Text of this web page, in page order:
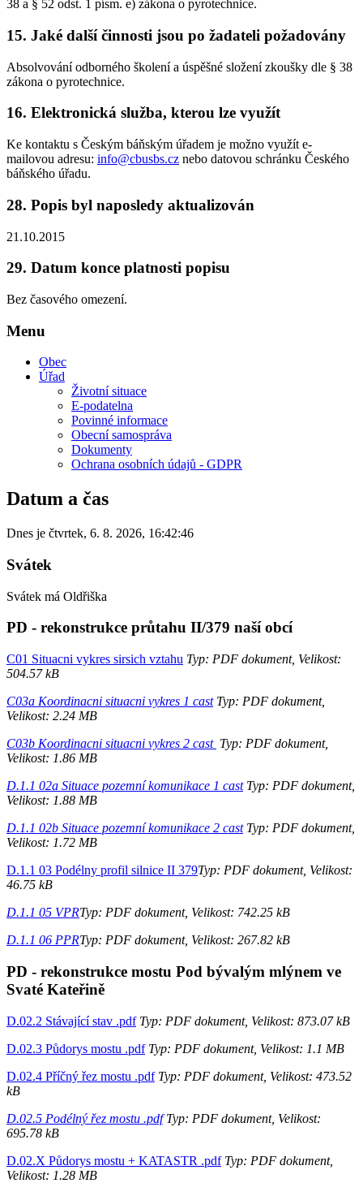
38 a § 52 odst. 1 písm. e) zákona o pyrotechnice.
15. Jaké další činnosti jsou po žadateli požadovány
Absolvování odborného školení a úspěšné složení zkoušky dle § 38
zákona o pyrotechnice.
16. Elektronická služba, kterou lze využít
Ke kontaktu s Českým báňským úřadem je možno využít e-
mailovou adresu: info@cbusbs.cz nebo datovou schránku Českého
báňského úřadu.
28. Popis byl naposledy aktualizován
21.10.2015
29. Datum konce platnosti popisu
Bez časového omezení.
Menu
Obec
Úřad
Životní situace
E-podatelna
Povinné informace
Obecní samospráva
Dokumenty
Ochrana osobních údajů - GDPR
Datum a čas
Dnes je čtvrtek, 6. 8. 2026, 16:42:46
Svátek
Svátek má Oldřiška
PD - rekonstrukce průtahu II/379 naší obcí
C01 Situacni vykres sirsich vztahu Typ: PDF dokument, Velikost:
504.57 kB
C03a Koordinacni situacni vykres 1 castTyp: PDF dokument,
Velikost: 2.24 MB
C03b Koordinacni situacni vykres 2 cast Typ: PDF dokument,
Velikost: 1.86 MB
D.1.1 02a Situace pozemní komunikace 1 castTyp: PDF dokument,
Velikost: 1.88 MB
D.1.1 02b Situace pozemní komunikace 2 castTyp: PDF dokument,
Velikost: 1.72 MB
D.1.1 03 Podélny profil silnice II 379Typ: PDF dokument, Velikost:
46.75 kB
D.1.1 05 VPRTyp: PDF dokument, Velikost: 742.25 kB
D.1.1 06 PPRTyp: PDF dokument, Velikost: 267.82 kB
PD - rekonstrukce mostu Pod bývalým mlýnem ve
Svaté Kateřině
D.02.2 Stávající stav .pdfTyp: PDF dokument, Velikost: 873.07 kB
D.02.3 Půdorys mostu .pdfTyp: PDF dokument, Velikost: 1.1 MB
D.02.4 Příčný řez mostu .pdfTyp: PDF dokument, Velikost: 473.52
kB
D.02.5 Podélný řez mostu .pdfTyp: PDF dokument, Velikost:
695.78 kB
D.02.X Půdorys mostu + KATASTR .pdfTyp: PDF dokument,
Velikost: 1.28 MB